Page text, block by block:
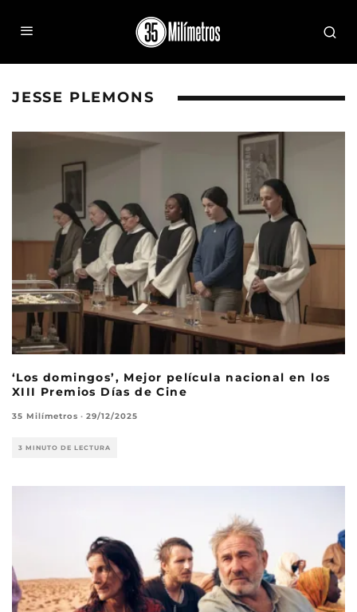
JESSE PLEMONS
‘Los domingos’, Mejor película nacional en los
XIII Premios Días de Cine
35 Milímetros · 29/12/2025
3 MINUTO DE LECTURA